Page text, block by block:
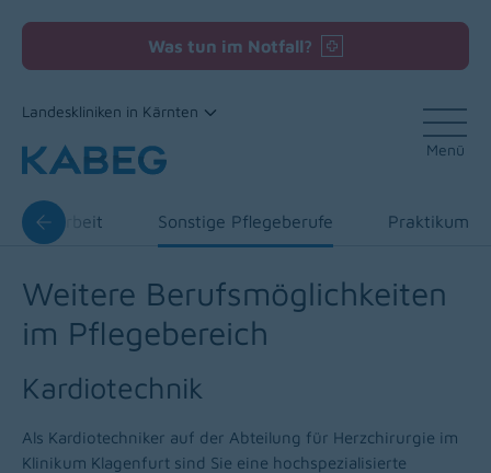
Zum Inhalt
Was tun im Notfall?
Landeskliniken in Kärnten
Menü
Sozialarbeit Sonstige Pflegeberufe Praktikum
Weitere Berufsmöglichkeiten
im Pflegebereich
Kardiotechnik
Als Kardiotechniker auf der Abteilung für Herzchirurgie im
Klinikum Klagenfurt sind Sie eine hochspezialisierte